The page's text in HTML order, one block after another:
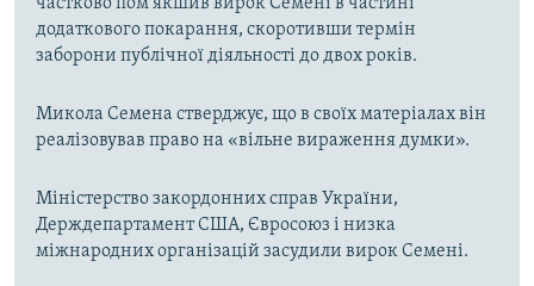
частково пом'якшив вирок Семені в частині
додаткового покарання, скоротивши термін
заборони публічної діяльності до двох років.
Микола Семена стверджує, що в своїх матеріалах він
реалізовував право на «вільне вираження думки».
Міністерство закордонних справ України,
Держдепартамент США, Євросоюз і низка
міжнародних організацій засудили вирок Семені.